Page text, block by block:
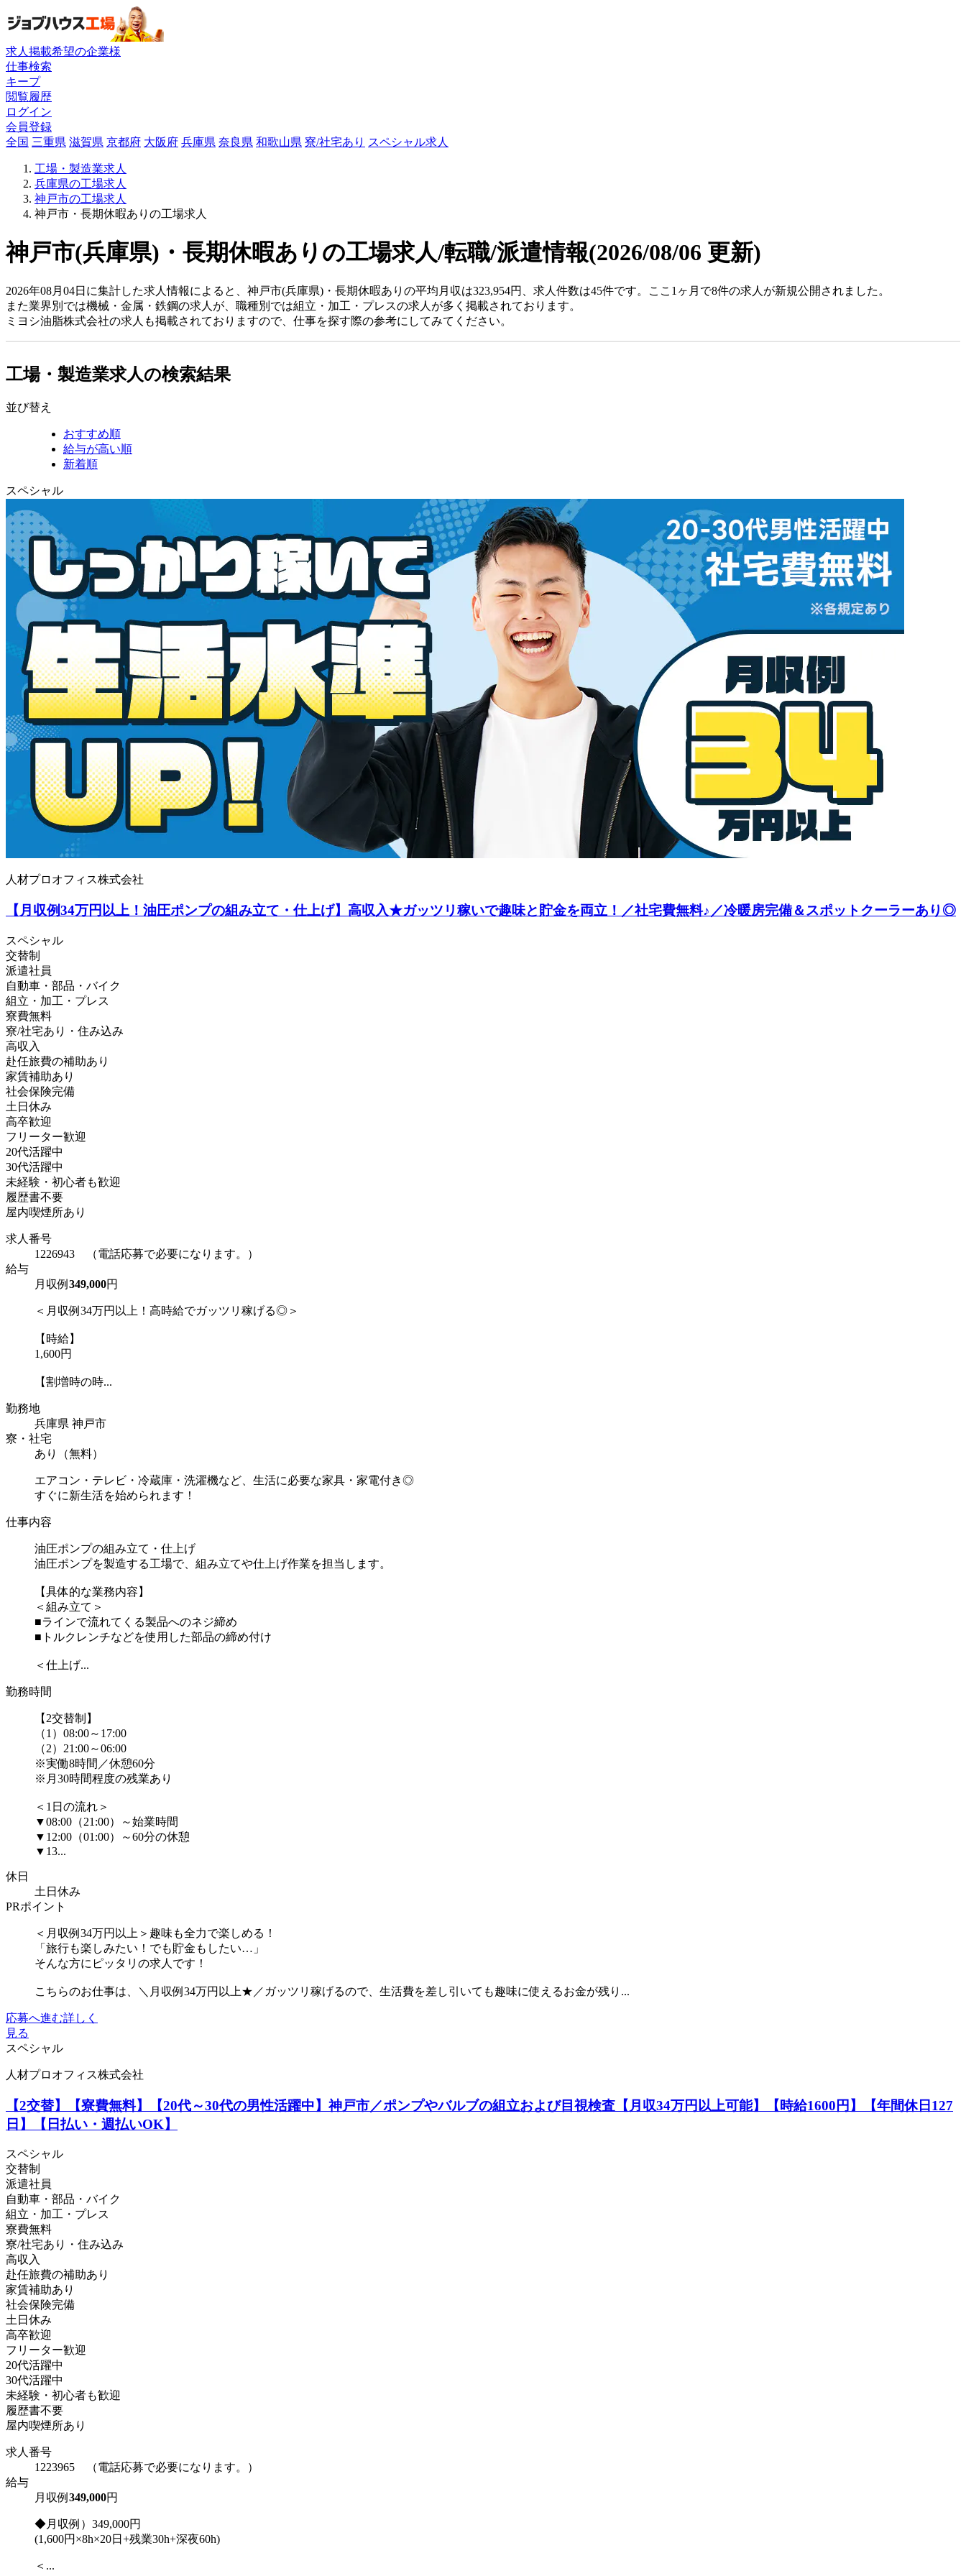
求人掲載希望の企業様
仕事検索
キープ
閲覧履歴
ログイン
会員登録
全国 三重県 滋賀県 京都府 大阪府 兵庫県 奈良県 和歌山県 寮/社宅あり スペシャル求人
工場・製造業求人
兵庫県の工場求人
神戸市の工場求人
神戸市・長期休暇ありの工場求人
神戸市(兵庫県)・長期休暇ありの工場求人/転職/派遣情報(2026/08/06 更新)
2026年08月04日に集計した求人情報によると、神戸市(兵庫県)・長期休暇ありの平均月収は323,954円、求人件数は45件です。ここ1ヶ月で8件の求人が新規公開されました。
また業界別では機械・金属・鉄鋼の求人が、職種別では組立・加工・プレスの求人が多く掲載されております。
ミヨシ油脂株式会社の求人も掲載されておりますので、仕事を探す際の参考にしてみてください。
工場・製造業求人の検索結果
並び替え
おすすめ順
給与が高い順
新着順
スペシャル
人材プロオフィス株式会社
【月収例34万円以上！油圧ポンプの組み立て・仕上げ】高収入★ガッツリ稼いで趣味と貯金を両立！／社宅費無料♪／冷暖房完備＆スポットクーラーあり◎
スペシャル
交替制
派遣社員
自動車・部品・バイク
組立・加工・プレス
寮費無料
寮/社宅あり・住み込み
高収入
赴任旅費の補助あり
家賃補助あり
社会保険完備
土日休み
高卒歓迎
フリーター歓迎
20代活躍中
30代活躍中
未経験・初心者も歓迎
履歴書不要
屋内喫煙所あり
求人番号
1226943 （電話応募で必要になります。）
給与
月収例 349,000円
＜月収例34万円以上！高時給でガッツリ稼げる◎＞
【時給】
1,600円
【割増時の時...
勤務地
兵庫県 神戸市
寮・社宅
あり（無料）
エアコン・テレビ・冷蔵庫・洗濯機など、生活に必要な家具・家電付き◎
すぐに新生活を始められます！
仕事内容
油圧ポンプの組み立て・仕上げ
油圧ポンプを製造する工場で、組み立てや仕上げ作業を担当します。
【具体的な業務内容】
＜組み立て＞
■ラインで流れてくる製品へのネジ締め
■トルクレンチなどを使用した部品の締め付け
＜仕上げ...
勤務時間
【2交替制】
（1）08:00～17:00
（2）21:00～06:00
※実働8時間／休憩60分
※月30時間程度の残業あり
＜1日の流れ＞
▼08:00（21:00）～始業時間
▼12:00（01:00）～60分の休憩
▼13...
休日
土日休み
PRポイント
＜月収例34万円以上＞趣味も全力で楽しめる！
「旅行も楽しみたい！でも貯金もしたい…」
そんな方にピッタリの求人です！
こちらのお仕事は、＼月収例34万円以上★／ガッツリ稼げるので、生活費を差し引いても趣味に使えるお金が残り...
応募へ進む詳しく
見る
スペシャル
人材プロオフィス株式会社
【2交替】【寮費無料】【20代～30代の男性活躍中】神戸市／ポンプやバルブの組立および目視検査【月収34万円以上可能】【時給1600円】【年間休日127
日】【日払い・週払いOK】
スペシャル
交替制
派遣社員
自動車・部品・バイク
組立・加工・プレス
寮費無料
寮/社宅あり・住み込み
高収入
赴任旅費の補助あり
家賃補助あり
社会保険完備
土日休み
高卒歓迎
フリーター歓迎
20代活躍中
30代活躍中
未経験・初心者も歓迎
履歴書不要
屋内喫煙所あり
求人番号
1223965 （電話応募で必要になります。）
給与
月収例 349,000円
◆月収例）349,000円
(1,600円×8h×20日+残業30h+深夜60h)
＜...